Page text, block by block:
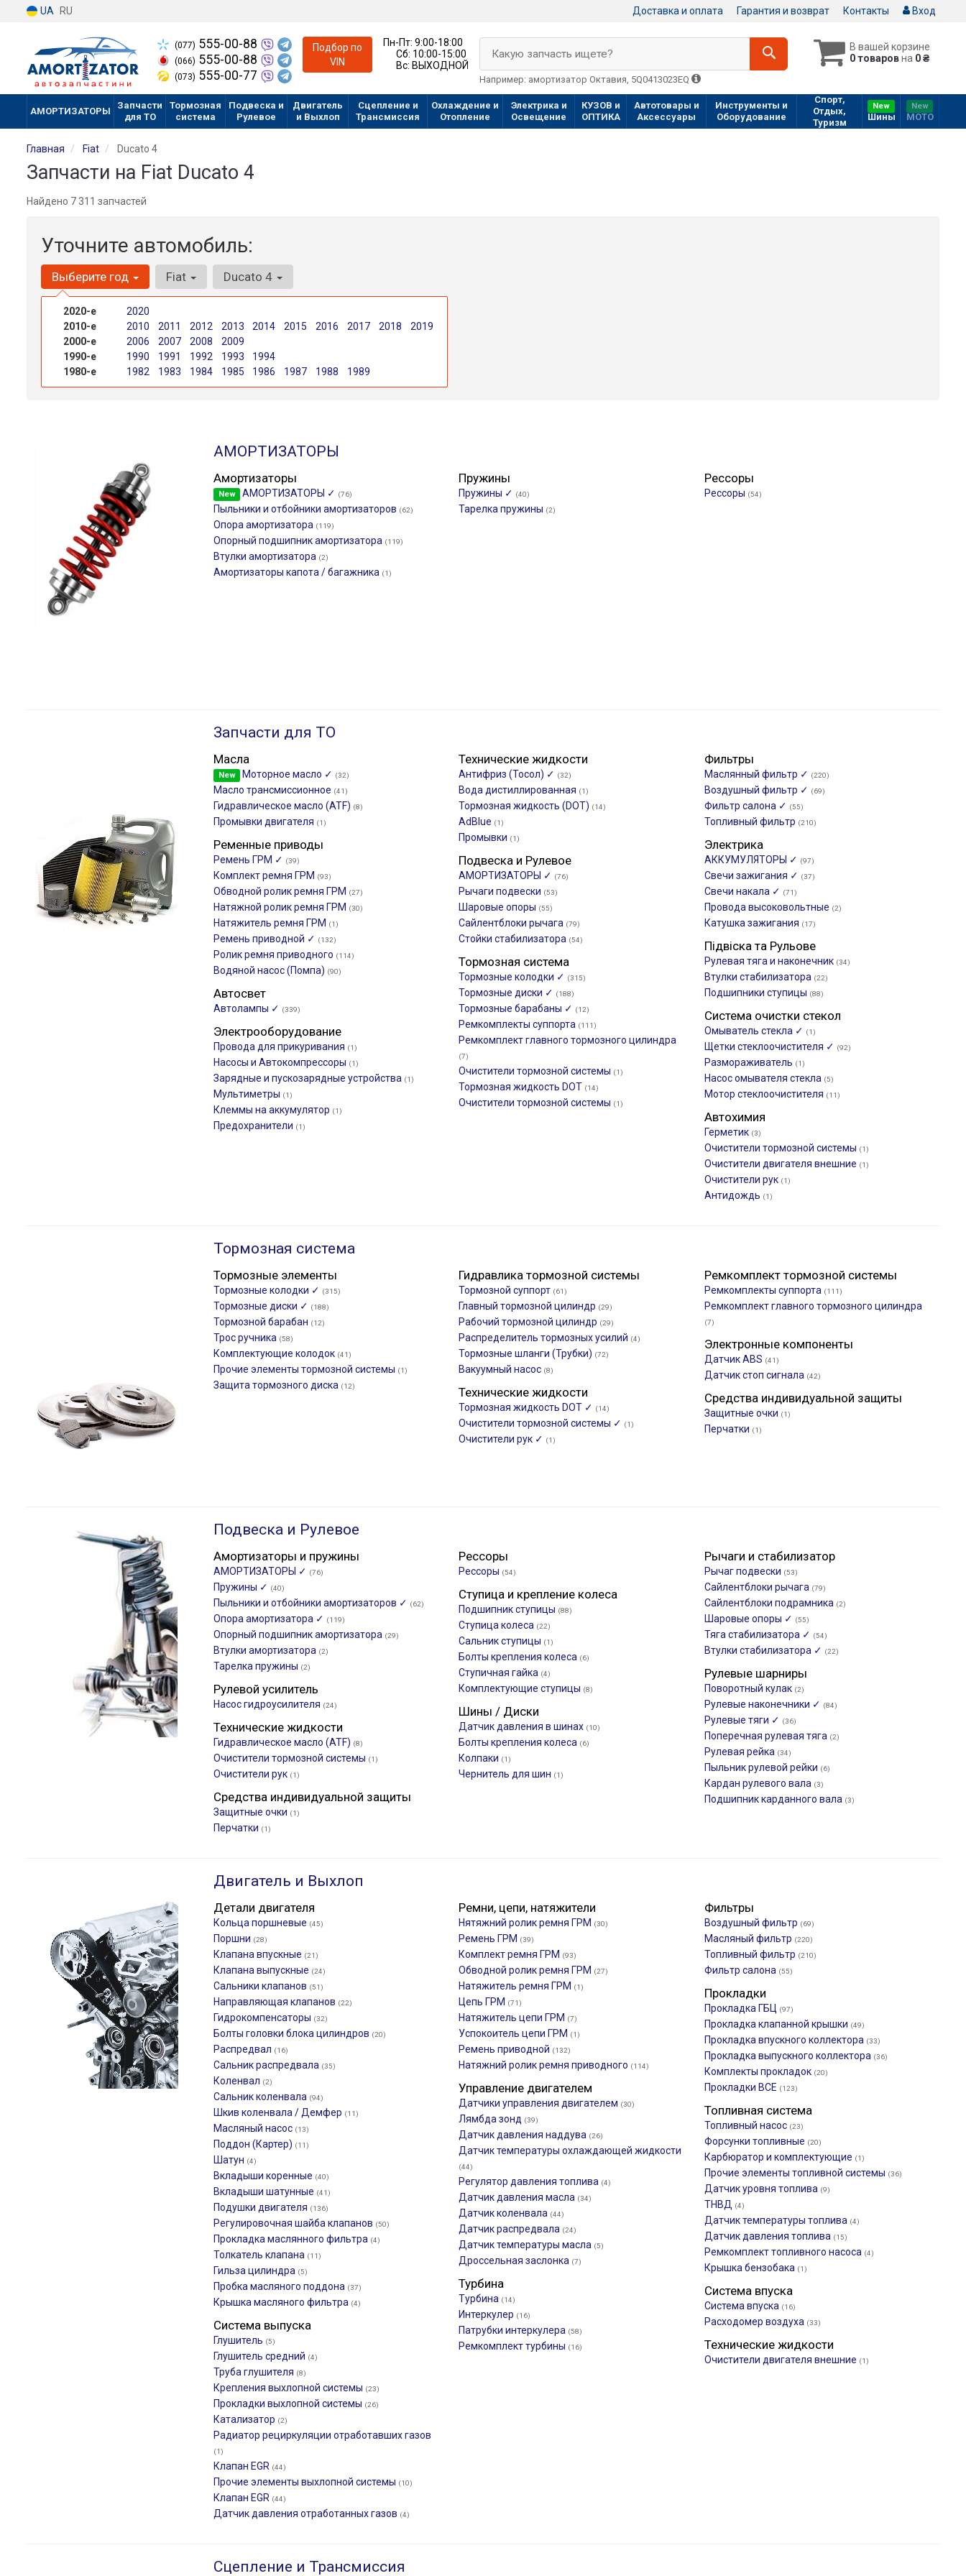
UA RU Доставка и оплата Гарантия и возврат Контакты Вход
(077) 555-00-88
(066) 555-00-88
(073) 555-00-77
Подбор по
VIN
Пн-Пт:9:00-18:00
Сб: 10:00-15:00
Вс: ВЫХОДНОЙ
В вашей корзине
0 товаровна 0 ₴
Какую запчасть ищете?
Например: амортизатор Октавия, 5Q0413023EQ
АМОРТИЗАТОРЫ
Запчасти
для ТО
Тормозная
система
Подвеска и
Рулевое
Двигатель
и Выхлоп
Сцепление и
Трансмиссия
Охлаждение и
Отопление
Электрика и
Освещение
КУЗОВ и
ОПТИКА
Автотовары и
Аксессуары
Инструменты и
Оборудование
Спорт,
Отдых,
Туризм
New
Шины
New
МOTO
Главная Fiat Ducato 4
Запчасти на Fiat Ducato 4
Найдено 7 311 запчастей
Уточните автомобиль:
Выберите год
2020-е
2020
2010-е
2010 2011 2012 2013 2014 2015 2016 2017 2018
2019
2000-е
2006 2007 2008
2009
1990-е
1990 1991 1992 1993
1994
1980-е
1982 1983 1984 1985 1986 1987 1988 1989
Fiat Ducato 4
АМОРТИЗАТОРЫ
Амортизаторы
New АМОРТИЗАТОРЫ ✓ (76)
Пыльники и отбойники амортизаторов (62)
Опора амортизатора (119)
Опорный подшипник амортизатора (119)
Втулки амортизатора (2)
Амортизаторы капота / багажника (1)
Пружины
Пружины ✓ (40)
Тарелка пружины (2)
Рессоры
Рессоры (54)
Запчасти для ТО
Масла
New Моторное масло ✓ (32)
Масло трансмиссионное (41)
Гидравлическое масло (ATF) (8)
Промывки двигателя (1)
Технические жидкости
Антифриз (Тосол) ✓ (32)
Вода дистиллированная (1)
Тормозная жидкость (DOT) (14)
AdBlue (1)
Промывки (1)
Фильтры
Маслянный фильтр ✓ (220)
Воздушный фильтр ✓ (69)
Фильтр салона ✓ (55)
Топливный фильтр (210)
Ременные приводы
Ремень ГРМ ✓ (39)
Комплект ремня ГРМ (93)
Обводной ролик ремня ГРМ (27)
Натяжной ролик ремня ГРМ (30)
Натяжитель ремня ГРМ (1)
Ремень приводной ✓ (132)
Ролик ремня приводного (114)
Водяной насос (Помпа) (90)
Электрика
АККУМУЛЯТОРЫ ✓ (97)
Свечи зажигания ✓ (37)
Свечи накала ✓ (71)
Провода высоковольтные (2)
Катушка зажигания (17)
Подвеска и Рулевое
АМОРТИЗАТОРЫ ✓ (76)
Рычаги подвески (53)
Шаровые опоры (55)
Сайлентблоки рычага (79)
Стойки стабилизатора (54) Підвіска та Рульове
Рулевая тяга и наконечник (34)
Втулки стабилизатора (22)
Подшипники ступицы (88)
Тормозная система
Тормозные колодки ✓ (315)
Тормозные диски ✓ (188)
Тормозные барабаны ✓ (12)
Ремкомплекты суппорта (111)
Ремкомплект главного тормозного цилиндра
(7)
Очистители тормозной системы (1)
Тормозная жидкость DOT (14)
Очистители тормозной системы (1)
Автосвет
Автолампы ✓ (339) Система очистки стекол
Омыватель стекла ✓ (1)
Щетки стеклоочистителя ✓ (92)
Размораживатель (1)
Насос омывателя стекла (5)
Мотор стеклоочистителя (11)
Электрооборудование
Провода для прикуривания (1)
Насосы и Автокомпрессоры (1)
Зарядные и пускозарядные устройства (1)
Мультиметры (1)
Клеммы на аккумулятор (1)
Предохранители (1)
Автохимия
Герметик (3)
Очистители тормозной системы (1)
Очистители двигателя внешние (1)
Очистители рук (1)
Антидождь (1)
Тормозная система
Тормозные элементы
Тормозные колодки ✓ (315)
Тормозные диски ✓ (188)
Тормозной барабан (12)
Трос ручника (58)
Комплектующие колодок (41)
Прочие элементы тормозной системы (1)
Защита тормозного диска (12)
Гидравлика тормозной системы
Тормозной суппорт (61)
Главный тормозной цилиндр (29)
Рабочий тормозной цилиндр (29)
Распределитель тормозных усилий (4)
Тормозные шланги (Трубки) (72)
Вакуумный насос (8)
Ремкомплект тормозной системы
Ремкомплекты суппорта (111)
Ремкомплект главного тормозного цилиндра
(7)
Электронные компоненты
Датчик ABS (41)
Датчик стоп сигнала (42)
Технические жидкости
Тормозная жидкость DOT ✓ (14)
Очистители тормозной системы ✓ (1)
Очистители рук ✓ (1)
Средства индивидуальной защиты
Защитные очки (1)
Перчатки (1)
Подвеска и Рулевое
Амортизаторы и пружины
АМОРТИЗАТОРЫ ✓ (76)
Пружины ✓ (40)
Пыльники и отбойники амортизаторов ✓ (62)
Опора амортизатора ✓ (119)
Опорный подшипник амортизатора (29)
Втулки амортизатора (2)
Тарелка пружины (2)
Рессоры
Рессоры (54)
Рычаги и стабилизатор
Рычаг подвески (53)
Сайлентблоки рычага (79)
Сайлентблоки подрамника (2)
Шаровые опоры ✓ (55)
Тяга стабилизатора ✓ (54)
Втулки стабилизатора ✓ (22)
Ступица и крепление колеса
Подшипник ступицы (88)
Ступица колеса (22)
Сальник ступицы (1)
Болты крепления колеса (6)
Ступичная гайка (4)
Комплектующие ступицы (8)
Рулевые шарниры
Поворотный кулак (2)
Рулевые наконечники ✓ (84)
Рулевые тяги ✓ (36)
Поперечная рулевая тяга (2)
Рулевая рейка (34)
Пыльник рулевой рейки (6)
Кардан рулевого вала (3)
Подшипник карданного вала (3)
Рулевой усилитель
Насос гидроусилителя (24) Шины / Диски
Датчик давления в шинах (10)
Болты крепления колеса (6)
Колпаки (1)
Чернитель для шин (1)
Технические жидкости
Гидравлическое масло (ATF) (8)
Очистители тормозной системы (1)
Очистители рук (1)
Средства индивидуальной защиты
Защитные очки (1)
Перчатки (1)
Двигатель и Выхлоп
Детали двигателя
Кольца поршневые (45)
Поршни (28)
Клапана впускные (21)
Клапана выпускные (24)
Сальники клапанов (51)
Направляющая клапанов (22)
Гидрокомпенсаторы (32)
Болты головки блока цилиндров (20)
Распредвал (16)
Сальник распредвала (35)
Коленвал (2)
Сальник коленвала (94)
Шкив коленвала / Демфер (11)
Масляный насос (13)
Поддон (Картер) (11)
Шатун (4)
Вкладыши коренные (40)
Вкладыши шатунные (41)
Подушки двигателя (136)
Регулировочная шайба клапанов (50)
Прокладка маслянного фильтра (4)
Толкатель клапана (11)
Гильза цилиндра (5)
Пробка масляного поддона (37)
Крышка масляного фильтра (4)
Ремни, цепи, натяжители
Нятяжний ролик ремня ГРМ (30)
Ремень ГРМ (39)
Комплект ремня ГРМ (93)
Обводной ролик ремня ГРМ (27)
Натяжитель ремня ГРМ (1)
Цепь ГРМ (71)
Натяжитель цепи ГРМ (7)
Успокоитель цепи ГРМ (1)
Ремень приводной (132)
Натяжний ролик ремня приводного (114)
Фильтры
Воздушный фильтр (69)
Масляный фильтр (220)
Топливный фильтр (210)
Фильтр салона (55)
Прокладки
Прокладка ГБЦ (97)
Прокладка клапанной крышки (49)
Прокладка впускного коллектора (33)
Прокладка выпускного коллектора (36)
Комплекты прокладок (20)
Прокладки ВСЕ (123)
Управление двигателем
Датчики управления двигателем (30)
Лямбда зонд (39)
Датчик давления наддува (26)
Датчик температуры охлаждающей жидкости
(44)
Регулятор давления топлива (4)
Датчик давления масла (34)
Датчик коленвала (44)
Датчик распредвала (24)
Датчик температуры масла (5)
Дроссельная заслонка (7)
Топливная система
Топливный насос (23)
Форсунки топливные (20)
Карбюратор и комплектующие (1)
Прочие элементы топливной системы (36)
Датчик уровня топлива (9)
ТНВД (4)
Датчик температуры топлива (4)
Датчик давления топлива (15)
Ремкомплект топливного насоса (4)
Крышка бензобака (1)
Турбина
Турбина (14)
Интеркулер (16)
Патрубки интеркулера (58)
Ремкомплект турбины (16)
Система впуска
Система впуска (16)
Расходомер воздуха (33)
Система выпуска
Глушитель (5)
Глушитель средний (4)
Труба глушителя (8)
Крепления выхлопной системы (23)
Прокладки выхлопной системы (26)
Катализатор (2)
Радиатор рециркуляции отработавших газов
(1)
Клапан EGR (44)
Прочие элементы выхлопной системы (10)
Клапан EGR (44)
Датчик давления отработанных газов (4)
Технические жидкости
Очистители двигателя внешние (1)
Сцепление и Трансмиссия